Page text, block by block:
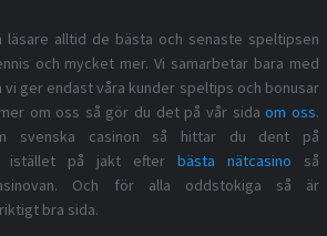
läsare alltid de bästa och senaste speltipsen
och mycket mer. Vi samarbetar bara med
ger endast våra kunder speltips och bonusar
om oss så gör du det på vår sidaom oss.
svenska casinon så hittar du dent på
på jakt efter bästa nätcasino så
Och för alla oddstokiga så är
bra sida.